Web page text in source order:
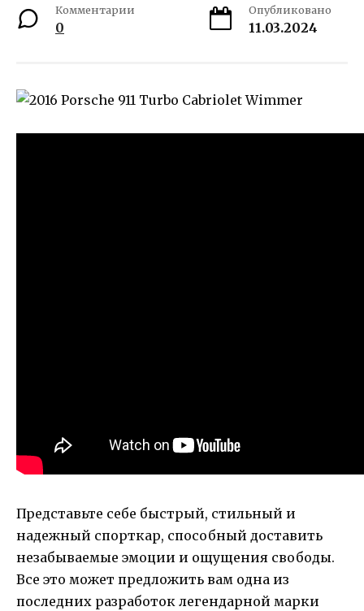
Комментарии
0
Опубликовано
11.03.2024
Представьте себе быстрый, стильный и
надежный спорткар, способный доставить
незабываемые эмоции и ощущения свободы.
Все это может предложить вам одна из
последних разработок легендарной марки